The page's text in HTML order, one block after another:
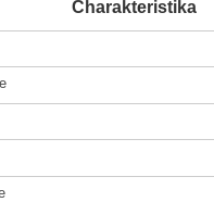
Charakteristika